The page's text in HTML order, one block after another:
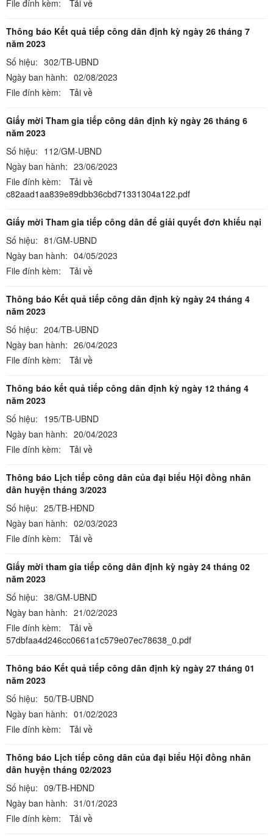
File đính kèm: Tải về
Thông báo Kết quả tiếp công dân định kỳ ngày 26 tháng 7
năm 2023
Số hiệu: 302/TB-UBND
Ngày ban hành: 02/08/2023
File đính kèm:
Tải về
Giấy mời Tham gia tiếp công dân định kỳ ngày 26 tháng 6
năm 2023
Số hiệu: 112/GM-UBND
Ngày ban hành: 23/06/2023
File đính kèm:
Tải về
c82aad1aa839e89dbb36cbd71331304a122.pdf
Giấy mời Tham gia tiếp công dân để giải quyết đơn khiếu nại
Số hiệu: 81/GM-UBND
Ngày ban hành: 04/05/2023
File đính kèm:
Tải về
Thông báo Kết quả tiếp công dân định kỳ ngày 24 tháng 4
năm 2023
Số hiệu: 204/TB-UBND
Ngày ban hành: 26/04/2023
File đính kèm:
Tải về
Thông báo kết quả tiếp công dân định kỳ ngày 12 tháng 4
năm 2023
Số hiệu: 195/TB-UBND
Ngày ban hành: 20/04/2023
File đính kèm:
Tải về
Thông báo Lịch tiếp công dân của đại biểu Hội đồng nhân
dân huyện tháng 3/2023
Số hiệu: 25/TB-HĐND
Ngày ban hành: 02/03/2023
File đính kèm:
Tải về
Giấy mời tham gia tiếp công dân định kỳ ngày 24 tháng 02
năm 2023
Số hiệu: 38/GM-UBND
Ngày ban hành: 21/02/2023
File đính kèm:
Tải về
57dbfaa4d246cc0661a1c579e07ec78638_0.pdf
Thông báo Kết quả tiếp công dân định kỳ ngày 27 tháng 01
năm 2023
Số hiệu: 50/TB-UBND
Ngày ban hành: 01/02/2023
File đính kèm:
Tải về
Thông báo Lịch tiếp công dân của đại biểu Hội đồng nhân
dân huyện tháng 02/2023
Số hiệu: 09/TB-HĐND
Ngày ban hành: 31/01/2023
File đính kèm:
Tải về